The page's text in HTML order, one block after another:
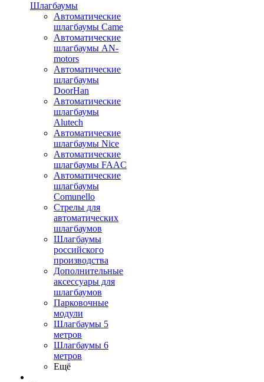
Шлагбаумы
Автоматические
шлагбаумы Came
Автоматические
шлагбаумы AN-
motors
Автоматические
шлагбаумы
DoorHan
Автоматические
шлагбаумы
Alutech
Автоматические
шлагбаумы Nice
Автоматические
шлагбаумы FAAC
Автоматические
шлагбаумы
Comunello
Стрелы для
автоматических
шлагбаумов
Шлагбаумы
российского
производства
Дополнительные
аксессуары для
шлагбаумов
Парковочные
модули
Шлагбаумы 5
метров
Шлагбаумы 6
метров
Ещё